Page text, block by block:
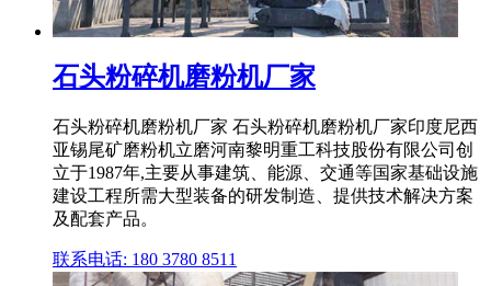
石头粉碎机磨粉机厂家
石头粉碎机磨粉机厂家 石头粉碎机磨粉机厂家印度尼西
亚锡尾矿磨粉机立磨河南黎明重工科技股份有限公司创
立于1987年,主要从事建筑、能源、交通等国家基础设施
建设工程所需大型装备的研发制造、提供技术解决方案
及配套产品。
联系电话: 180 3780 8511